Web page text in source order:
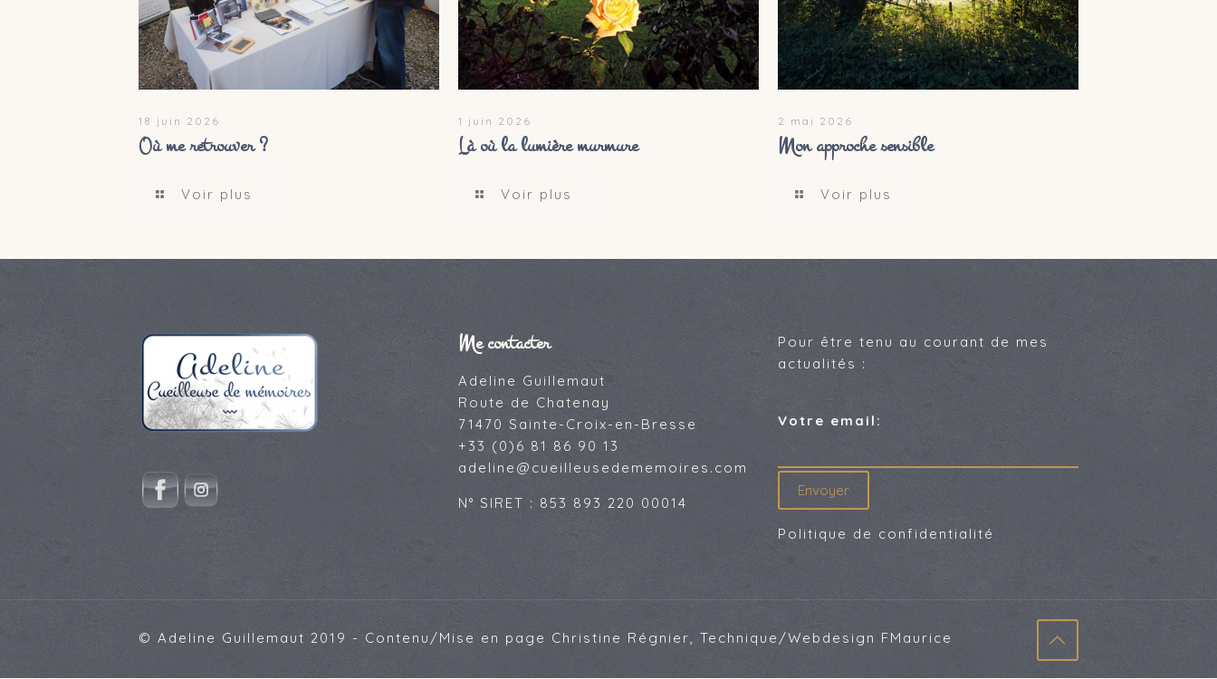
18 juin 2026
Où me retrouver ?
Voir plus
1 juin 2026
Là où la lumière murmure
Voir plus
2 mai 2026
Mon approche sensible
Voir plus
Me contacter
Adeline Guillemaut
Route de Chatenay
71470 Sainte-Croix-en-Bresse
+33 (0)6 81 86 90 13
adeline@cueilleusedememoires.com
N° SIRET : 853 893 220 00014
Pour être tenu au courant de mes
actualités :
Votre email:
Politique de confidentialité
© Adeline Guillemaut 2019 - Contenu/Mise en page Christine Régnier, Technique/Webdesign FMaurice